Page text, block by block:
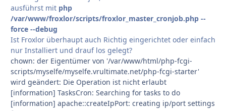
ausführst mit php
/var/www/froxlor/scripts/froxlor_master_cronjob.php --
force --debug
Ist Froxlor überhaupt auch Richtig eingerichtet oder einfach
nur Installiert und drauf los gelegt?
chown: der Eigentümer von '/var/www/html/php-fcgi-
scripts/myselfe/myselfe.vrultimate.net/php-fcgi-starter'
wird geändert: Die Operation ist nicht erlaubt
[information] TasksCron: Searching for tasks to do
[information] apache::createIpPort: creating ip/port settings